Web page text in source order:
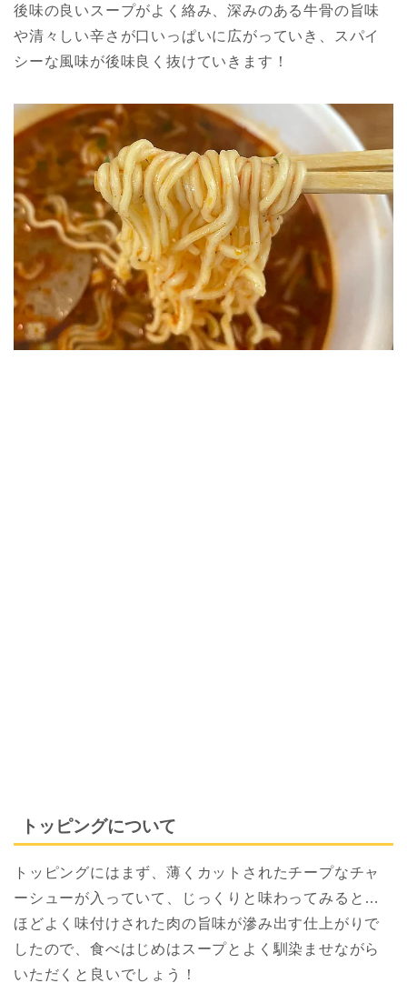
後味の良いスープがよく絡み、深みのある牛骨の旨味
や清々しい辛さが口いっぱいに広がっていき、スパイ
シーな風味が後味良く抜けていきます！
トッピングについて
トッピングにはまず、薄くカットされたチープなチャ
ーシューが入っていて、じっくりと味わってみると…
ほどよく味付けされた肉の旨味が滲み出す仕上がりで
したので、食べはじめはスープとよく馴染ませながら
いただくと良いでしょう！